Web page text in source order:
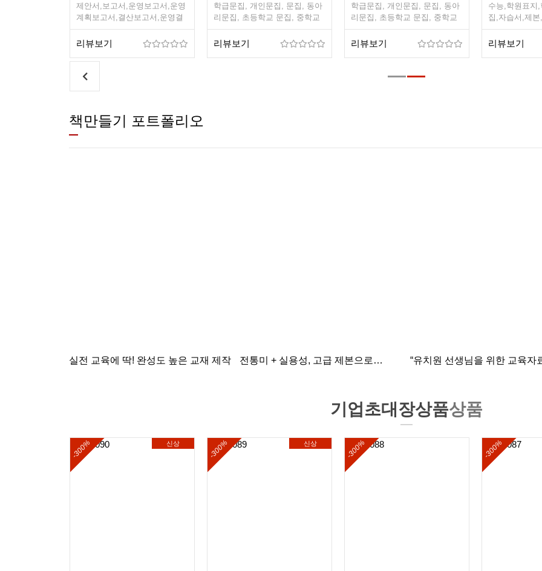
제안서,보고서,운영보고서,운영
계획보고서,결산보고서,운영결
산보고서,경영전략보고서,사업
계획서,사업제안서,제본,계획서,
리뷰보기
학급문집, 개인문집, 문집, 동아
리문집, 초등학교 문집, 중학교
문집, 고등학교 문집, 자서전, 수
필, 출력, 제본, 책자제작
리뷰보기
학급문집, 개인문집, 문집, 동아
리문집, 초등학교 문집, 중학교
문집, 고등학교 문집, 자서전, 수
필, 출력, 제본, 책자제작
리뷰보기
수능,학원표지
집,자습서,제
학,중등문학,
국어,중학교국
리뷰보기
책만들기 포트폴리오
실전 교육에 딱! 완성도 높은 교재 제작
전통미 + 실용성, 고급 제본으로
“유치원 선생님을 위한 교육자
기업초대장상품상품
신상
-300% 신상
-300% -300% -300%